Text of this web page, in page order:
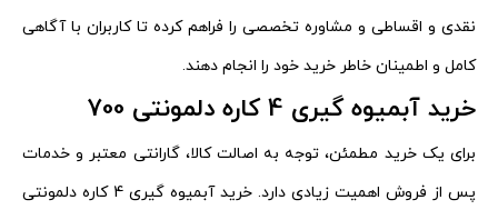
نقدی و اقساطی و مشاوره تخصصی را فراهم کرده تا کاربران با آگاهی
کامل و اطمینان خاطر خرید خود را انجام دهند.
خرید آبمیوه گیری 4 کاره دلمونتی 700
برای یک خرید مطمئن، توجه به اصالت کالا، گارانتی معتبر و خدمات
پس از فروش اهمیت زیادی دارد. خرید آبمیوه گیری 4 کاره دلمونتی